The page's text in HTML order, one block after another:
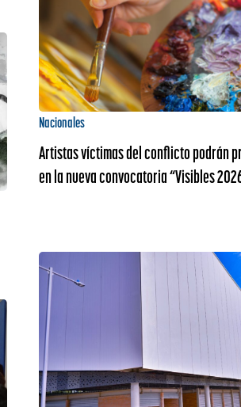
Nacionales
Artistas víctimas del conflicto podrán
en la nueva convocatoria “Visibles